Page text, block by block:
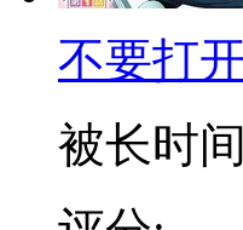
不要打
被长时